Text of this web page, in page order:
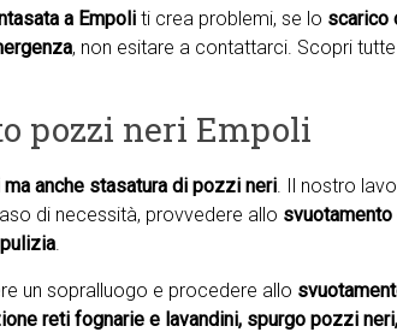
a Empoli ti crea problemi, se lo scarico
, non esitare a contattarci. Scopri
pozzi neri Empoli
anche stasatura di pozzi neri. Il nostro
di necessità, provvedere allo
.
un sopralluogo e procedere allo
reti fognarie e lavandini, spurgo pozzi